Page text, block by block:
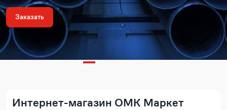
Заказать
Интернет-магазин ОМК Маркет